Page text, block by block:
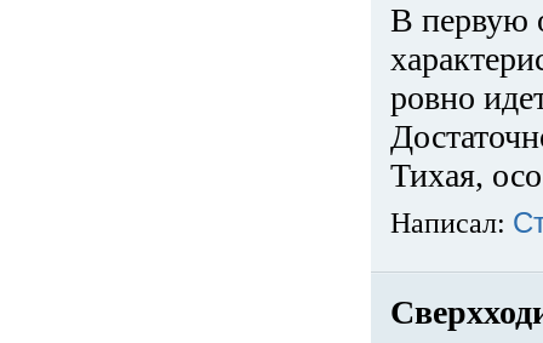
В первую
ровно
Тихая,
Написал: